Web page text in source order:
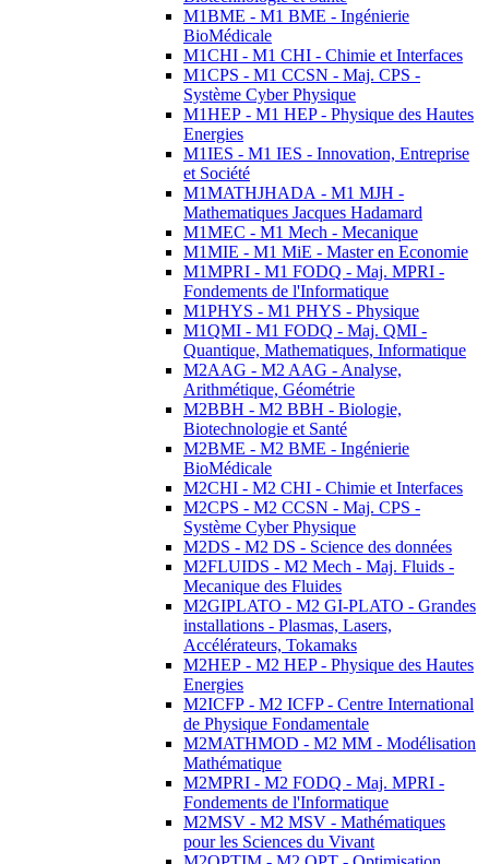
M1BME - M1 BME - Ingénierie
BioMédicale
M1CHI - M1 CHI - Chimie et Interfaces
M1CPS - M1 CCSN - Maj. CPS -
Système Cyber Physique
M1HEP - M1 HEP - Physique des Hautes
Energies
M1IES - M1 IES - Innovation, Entreprise
et Société
M1MATHJHADA - M1 MJH -
Mathematiques Jacques Hadamard
M1MEC - M1 Mech - Mecanique
M1MIE - M1 MiE - Master en Economie
M1MPRI - M1 FODQ - Maj. MPRI -
Fondements de l'Informatique
M1PHYS - M1 PHYS - Physique
M1QMI - M1 FODQ - Maj. QMI -
Quantique, Mathematiques, Informatique
M2AAG - M2 AAG - Analyse,
Arithmétique, Géométrie
M2BBH - M2 BBH - Biologie,
Biotechnologie et Santé
M2BME - M2 BME - Ingénierie
BioMédicale
M2CHI - M2 CHI - Chimie et Interfaces
M2CPS - M2 CCSN - Maj. CPS -
Système Cyber Physique
M2DS - M2 DS - Science des données
M2FLUIDS - M2 Mech - Maj. Fluids -
Mecanique des Fluides
M2GIPLATO - M2 GI-PLATO - Grandes
installations - Plasmas, Lasers,
Accélérateurs, Tokamaks
M2HEP - M2 HEP - Physique des Hautes
Energies
M2ICFP - M2 ICFP - Centre International
de Physique Fondamentale
M2MATHMOD - M2 MM - Modélisation
Mathématique
M2MPRI - M2 FODQ - Maj. MPRI -
Fondements de l'Informatique
M2MSV - M2 MSV - Mathématiques
pour les Sciences du Vivant